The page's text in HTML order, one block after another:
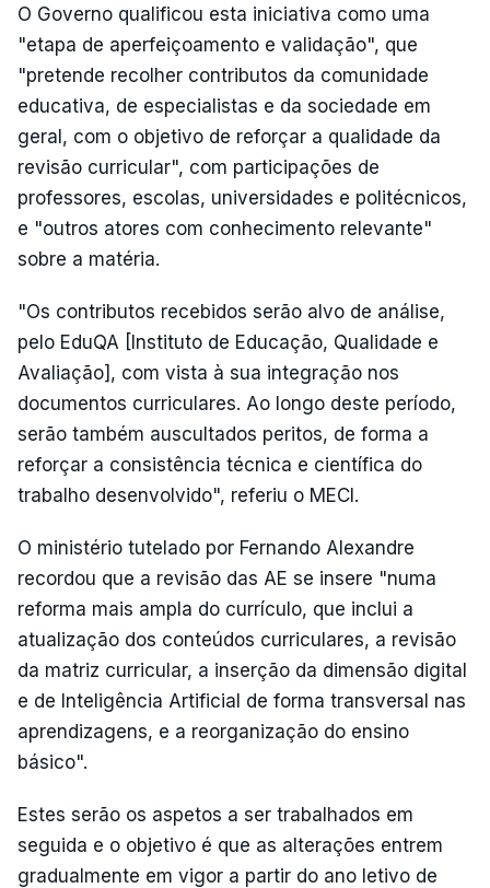
O Governo qualificou esta iniciativa como uma
"etapa de aperfeiçoamento e validação", que
"pretende recolher contributos da comunidade
educativa, de especialistas e da sociedade em
geral, com o objetivo de reforçar a qualidade da
revisão curricular", com participações de
professores, escolas, universidades e politécnicos,
e "outros atores com conhecimento relevante"
sobre a matéria.
"Os contributos recebidos serão alvo de análise,
pelo EduQA [Instituto de Educação, Qualidade e
Avaliação], com vista à sua integração nos
documentos curriculares. Ao longo deste período,
serão também auscultados peritos, de forma a
reforçar a consistência técnica e científica do
trabalho desenvolvido", referiu o MECI.
O ministério tutelado por Fernando Alexandre
recordou que a revisão das AE se insere "numa
reforma mais ampla do currículo, que inclui a
atualização dos conteúdos curriculares, a revisão
da matriz curricular, a inserção da dimensão digital
e de Inteligência Artificial de forma transversal nas
aprendizagens, e a reorganização do ensino
básico".
Estes serão os aspetos a ser trabalhados em
seguida e o objetivo é que as alterações entrem
gradualmente em vigor a partir do ano letivo de